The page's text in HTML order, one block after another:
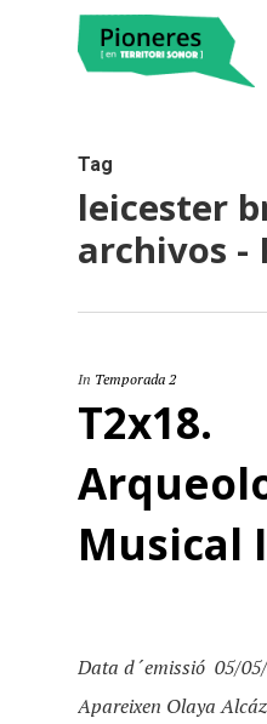
Tag
leicester
archivos -
In Temporada 2
T2x18.
Musical I
Data d´emissió 05/
Apareixen Olaya